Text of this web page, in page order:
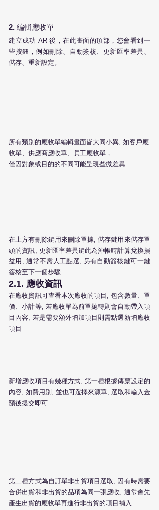
2. 編輯應收單
建立成功 AR 後，在此畫面的頂部，您會看到一
些按鈕，例如刪除、自動簽核、更新匯率差異、
儲存、重新設定。
所有類別的應收單編輯畫面皆大同小異, 如客戶應
收單、供應商應收單、員工應收單，
僅因對象或目的的不同可能呈現些微差異
在上方有刪除鍵用來刪除單據, 儲存鍵用來儲存單
頭的資訊, 更新匯率差異鍵此為沖帳時計算兌換損
益用, 通常不需人工點選, 另有自動簽核鍵可一鍵
簽核至下一個步驟
2.1. 應收資訊
在應收資訊可查看本次應收的項目, 包含數量、單
價、小計等, 若應收單為前單拋轉則會自動帶入項
目內容, 若是需要額外增加項目則需點選新增應收
項目
新增應收項目有幾種方式, 第一種根據傳票設定的
內容, 如費用別, 並也可選擇來源單, 選取和輸入金
額後提交即可
第二種方式為自訂單非出貨項目選取, 因有時需要
合併出貨和非出貨的品項為同一張應收, 通常會先
產生出貨的應收單再進行非出貨的項目補入